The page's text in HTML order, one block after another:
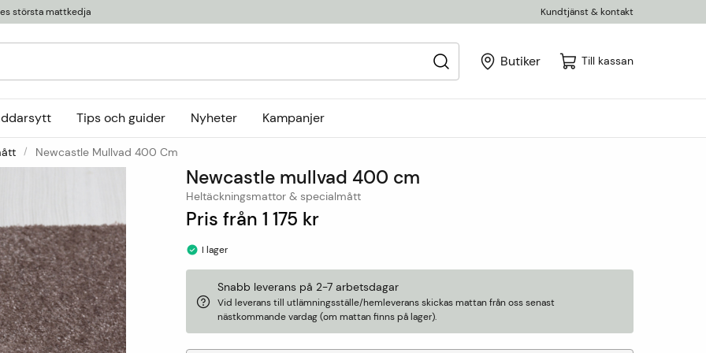
största mattkedja Kundtjänst & kontakt
Butiker Till kassan
Trasmattor
Ullmattor
Utemattor
Viskosmattor
Tillbehör
Kollektioner
Horredsmattan
InHouse Group
Tips och guider Nyheter Kampanjer
Newcastle Mullvad 400 Cm
Newcastle mullvad 400 cm
Heltäckningsmattor & specialmått
Pris från 1 175 kr
I lager
Snabb leverans på 2-7 arbetsdagar
Vid leverans till utlämningsställe/hemleverans skickas mattan från oss senast
nästkommande vardag (om mattan finns på lager).